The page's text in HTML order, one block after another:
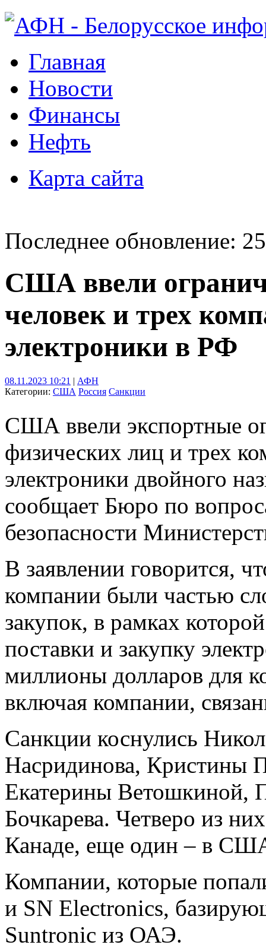
Главная
Новости
Финансы
Нефть
Карта сайта
Последнее обновление:
США ввели
человек и трех
электроники в РФ
08.11.2023 10:21 | АФН
Категории: США Россия Санкции
США ввели экспортные
физических лиц и трех
электроники двойного
сообщает Бюро по
безопасности
В заявлении говорится,
компании были частью
закупок, в рамках
поставки и закупку
миллионы долларов для
включая компании,
Санкции коснулись
Насридинова, Кристины
Екатерины Ветошкиной,
Бочкарева. Четверо из
Канаде, еще один – в
Компании, которые
и SN Electronics,
Suntronic из ОАЭ.